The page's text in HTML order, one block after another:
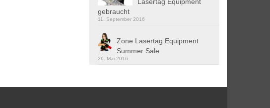
gebraucht
11. September 2016
Zone Lasertag Equipment
Summer Sale
29. Mai 2016